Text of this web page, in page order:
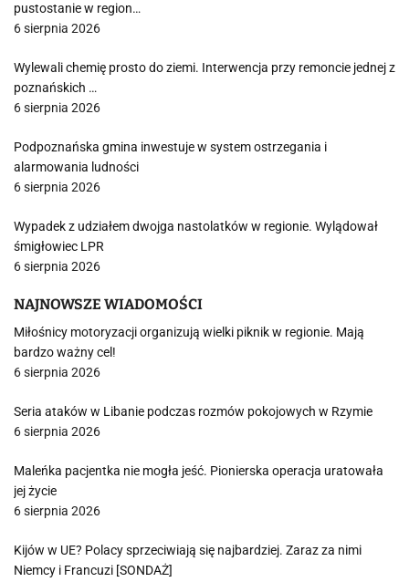
pustostanie w region…
6 sierpnia 2026
Wylewali chemię prosto do ziemi. Interwencja przy remoncie jednej z
poznańskich …
6 sierpnia 2026
Podpoznańska gmina inwestuje w system ostrzegania i
alarmowania ludności
6 sierpnia 2026
Wypadek z udziałem dwojga nastolatków w regionie. Wylądował
śmigłowiec LPR
6 sierpnia 2026
NAJNOWSZE WIADOMOŚCI
Miłośnicy motoryzacji organizują wielki piknik w regionie. Mają
bardzo ważny cel!
6 sierpnia 2026
Seria ataków w Libanie podczas rozmów pokojowych w Rzymie
6 sierpnia 2026
Maleńka pacjentka nie mogła jeść. Pionierska operacja uratowała
jej życie
6 sierpnia 2026
Kijów w UE? Polacy sprzeciwiają się najbardziej. Zaraz za nimi
Niemcy i Francuzi [SONDAŻ]